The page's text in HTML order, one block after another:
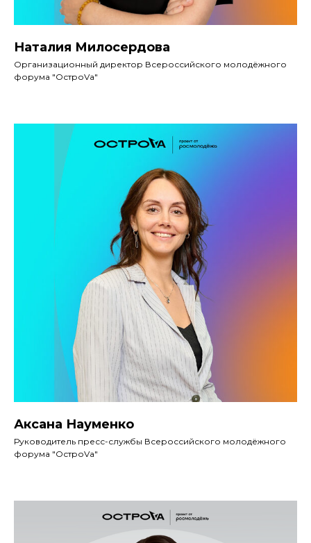
Наталия Милосердова
Организационный директор Всероссийского молодёжного
форума "ОстроVа"
Аксана Науменко
Руководитель пресс-службы Всероссийского молодёжного
форума "ОстроVа"